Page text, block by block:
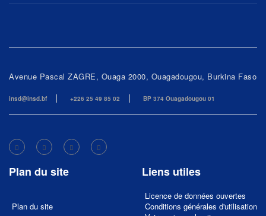
Avenue Pascal ZAGRE, Ouaga 2000, Ouagadougou, Burkina Faso
insd@insd.bf +226 25 49 85 02 BP 374 Ouagadougou 01
Plan du site
Plan du site
Liens utiles
Licence de données ouvertes
Conditions générales d'utilisation